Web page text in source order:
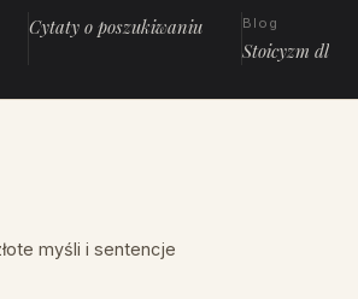
Cytaty o poszukiwaniu Blog
Stoicyzm dla
myśli i sentencje